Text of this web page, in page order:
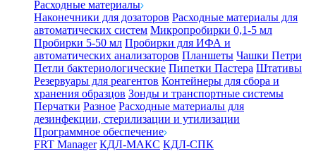
Расходные материалы
Наконечники для дозаторов Расходные материалы для
автоматических систем Микропробирки 0,1-5 мл
Пробирки 5-50 мл Пробирки для ИФА и
автоматических анализаторов Планшеты Чашки Петри
Петли бактериологические Пипетки Пастера Штативы
Резервуары для реагентов Контейнеры для сбора и
хранения образцов Зонды и транспортные системы
Перчатки Разное Расходные материалы для
дезинфекции, стерилизации и утилизации
Программное обеспечение
FRT Manager КДЛ-МАКС КДЛ-СПК